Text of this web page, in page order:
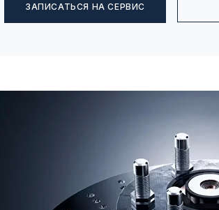
ЗАПИСАТЬСЯ НА СЕРВИС